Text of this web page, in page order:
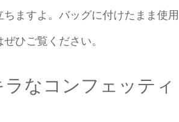
ますよ。バッグに付けたまま使用
ひご覧ください。
なコンフェッティ